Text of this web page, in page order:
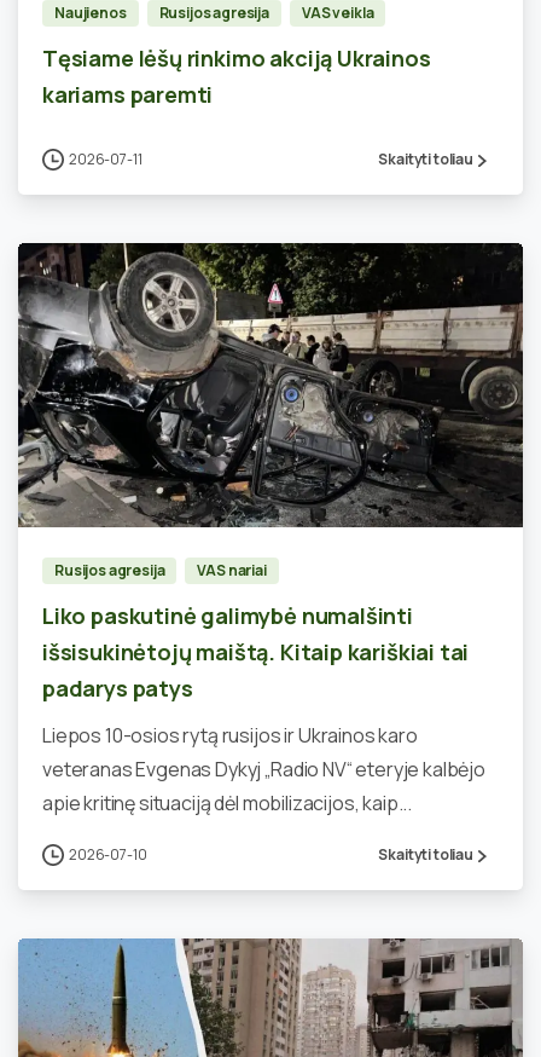
Naujienos Rusijos agresija VAS veikla
Tęsiame lėšų rinkimo akciją Ukrainos
kariams paremti
2026-07-11 Skaityti toliau
0
Rusijos agresija VAS nariai
Liko paskutinė galimybė numalšinti
išsisukinėtojų maištą. Kitaip kariškiai tai
padarys patys
Liepos 10-osios rytą rusijos ir Ukrainos karo
veteranas Evgenas Dykyj „Radio NV“ eteryje kalbėjo
apie kritinę situaciją dėl mobilizacijos, kaip...
2026-07-10 Skaityti toliau